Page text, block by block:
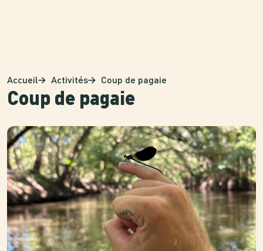
Coup de pagaie
Accueil Activités Coup de pagaie
Photo